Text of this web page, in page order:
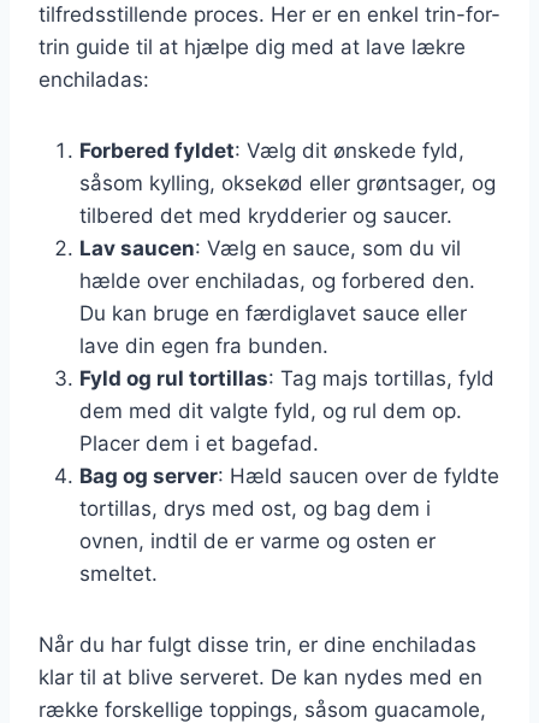
tilfredsstillende proces. Her er en enkel trin-for-
trin guide til at hjælpe dig med at lave lækre
enchiladas:
Forbered fyldet: Vælg dit ønskede fyld,
såsom kylling, oksekød eller grøntsager, og
tilbered det med krydderier og saucer.
Lav saucen: Vælg en sauce, som du vil
hælde over enchiladas, og forbered den.
Du kan bruge en færdiglavet sauce eller
lave din egen fra bunden.
Fyld og rul tortillas: Tag majs tortillas, fyld
dem med dit valgte fyld, og rul dem op.
Placer dem i et bagefad.
Bag og server: Hæld saucen over de fyldte
tortillas, drys med ost, og bag dem i
ovnen, indtil de er varme og osten er
smeltet.
Når du har fulgt disse trin, er dine enchiladas
klar til at blive serveret. De kan nydes med en
række forskellige toppings, såsom guacamole,